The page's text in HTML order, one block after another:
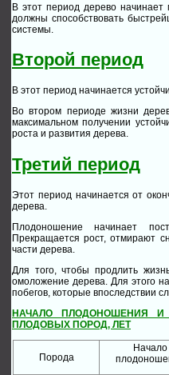
В этот период дерево начинает
должны способствовать
системы.
Второй период
В этот период начинается
Во втором периоде жизни
максимальном получении
роста и развития дерева.
Третий период
Этот период начинается от
дерева.
Плодоношение начинает
Прекращается рост, отмирают
части дерева.
Для того, чтобы продлить
омоложение дерева. Для этого
побегов, которые впоследствии
НАЧАЛО ПЛОДОНОШЕНИЯ И
ПЛОДОВЫХ ПОРОД, ЛЕТ
Порода
Начало